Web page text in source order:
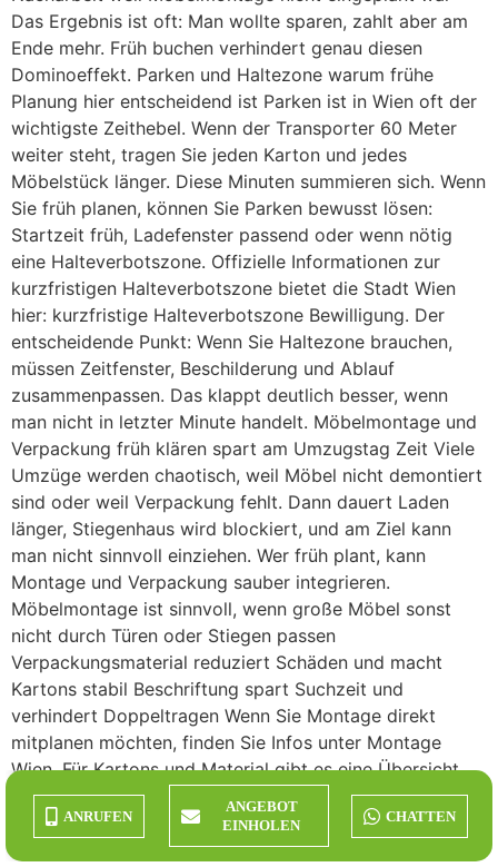
Das Ergebnis ist oft: Man wollte sparen, zahlt aber am
Ende mehr. Früh buchen verhindert genau diesen
Dominoeffekt. Parken und Haltezone warum frühe
Planung hier entscheidend ist Parken ist in Wien oft der
wichtigste Zeithebel. Wenn der Transporter 60 Meter
weiter steht, tragen Sie jeden Karton und jedes
Möbelstück länger. Diese Minuten summieren sich. Wenn
Sie früh planen, können Sie Parken bewusst lösen:
Startzeit früh, Ladefenster passend oder wenn nötig
eine Halteverbotszone. Offizielle Informationen zur
kurzfristigen Halteverbotszone bietet die Stadt Wien
hier: kurzfristige Halteverbotszone Bewilligung. Der
entscheidende Punkt: Wenn Sie Haltezone brauchen,
müssen Zeitfenster, Beschilderung und Ablauf
zusammenpassen. Das klappt deutlich besser, wenn
man nicht in letzter Minute handelt. Möbelmontage und
Verpackung früh klären spart am Umzugstag Zeit Viele
Umzüge werden chaotisch, weil Möbel nicht demontiert
sind oder weil Verpackung fehlt. Dann dauert Laden
länger, Stiegenhaus wird blockiert, und am Ziel kann
man nicht sinnvoll einziehen. Wer früh plant, kann
Montage und Verpackung sauber integrieren.
Möbelmontage ist sinnvoll, wenn große Möbel sonst
nicht durch Türen oder Stiegen passen
Verpackungsmaterial reduziert Schäden und macht
Kartons stabil Beschriftung spart Suchzeit und
verhindert Doppeltragen Wenn Sie Montage direkt
mitplanen möchten, finden Sie Infos unter Montage
Wien. Für Kartons und Material gibt es eine Übersicht
unter Verpackungsmaterial und Umzugskartons. Früh
buchen und sparen so entsteht ein ruhiger Ablauf Hier
ist ein praxisnaher Ablauf, der sich in Wien bewährt hat.
ANRUFEN
ANGEBOT
EINHOLEN
CHATTEN